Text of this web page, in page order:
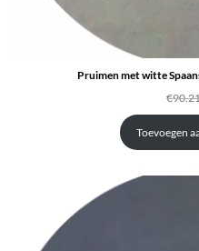
Pruimen met witte
€
Toevoegen